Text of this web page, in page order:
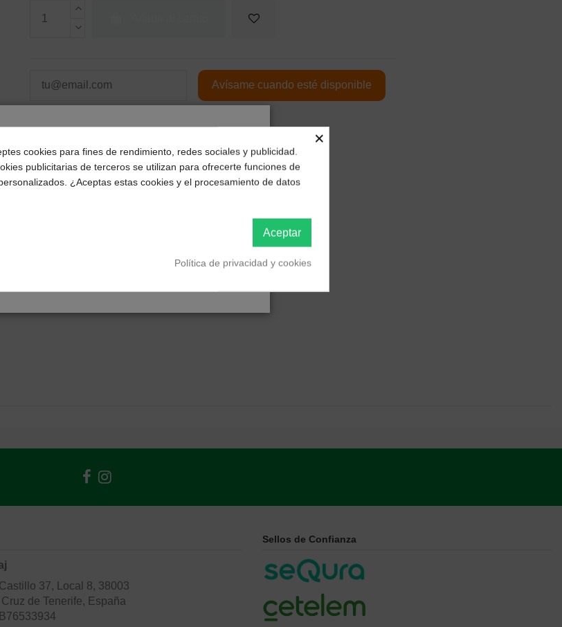
37, Local 8, 38003
de Tenerife, España
Sellos de Confianza
deseas recibir tu pedido?
tu ubicación para mostrarte los precios e
impuestos correctos para tu región.
×
cookies para fines de rendimiento, redes sociales y publicidad.
publicitarias de terceros se utilizan para ofrecerte funciones de
¿Aceptas estas cookies y el procesamiento de datos
Aceptar
Política de privacidad y cookies